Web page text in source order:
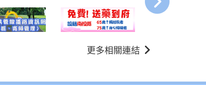
更多相關連結